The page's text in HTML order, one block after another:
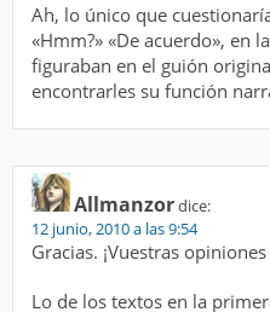
Ah, lo único que
«Hmm?» «De acuerdo», en
figuraban en el guión
encontrarles su función
Allmanzordice:
12 junio, 2010 a las 9:54
Gracias. ¡Vuestras
Lo de los textos en la